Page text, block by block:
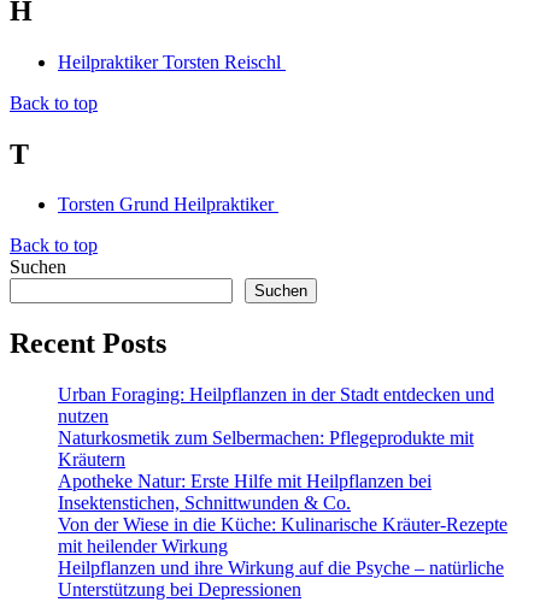
H
Heilpraktiker Torsten Reischl
Back to top
T
Torsten Grund Heilpraktiker
Back to top
Suchen
Suchen
Recent Posts
Urban Foraging: Heilpflanzen in der Stadt entdecken und
nutzen
Naturkosmetik zum Selbermachen: Pflegeprodukte mit
Kräutern
Apotheke Natur: Erste Hilfe mit Heilpflanzen bei
Insektenstichen, Schnittwunden & Co.
Von der Wiese in die Küche: Kulinarische Kräuter-Rezepte
mit heilender Wirkung
Heilpflanzen und ihre Wirkung auf die Psyche – natürliche
Unterstützung bei Depressionen